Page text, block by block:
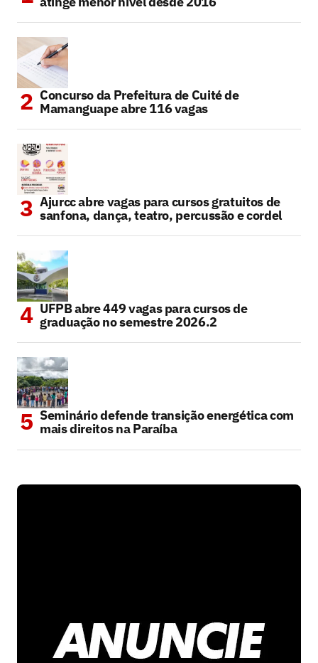
Concurso da Prefeitura de Cuité de
Mamanguape abre 116 vagas
Ajurcc abre vagas para cursos gratuitos de
sanfona, dança, teatro, percussão e cordel
UFPB abre 449 vagas para cursos de
graduação no semestre 2026.2
Seminário defende transição energética com
mais direitos na Paraíba